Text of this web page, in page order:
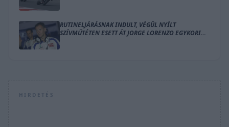
RUTINELJÁRÁSNAK INDULT, VÉGÜL NYÍLT
SZÍVMŰTÉTEN ESETT ÁT JORGE LORENZO EGYKORI
HIRDETÉS